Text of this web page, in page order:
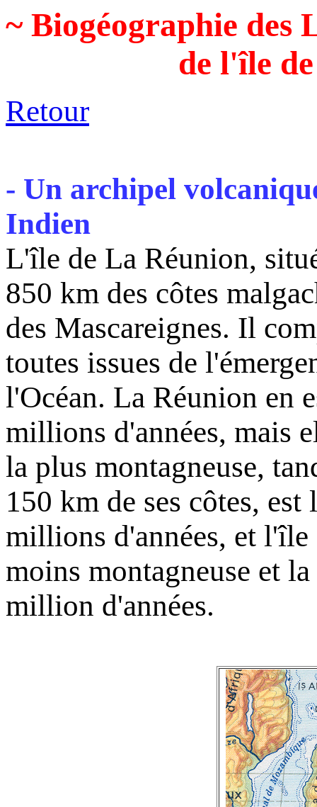
~ Biogéographie des
de l'île
Retour
- Un archipel
Indien
L'île de La Réunion,
850 km des côtes
des Mascareignes. Il
toutes issues de
l'Océan. La Réunion en
millions d'années, mais
la plus montagneuse,
150 km de ses côtes,
millions d'années, et
moins montagneuse et
million d'années.